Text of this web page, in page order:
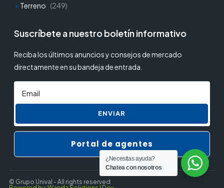
Terreno (249)
Suscríbete a nuestro boletín informativo
Reciba los últimos anuncios y consejos de mercado
directamente en su bandeja de entrada.
ENVIAR
Portal de agentes
© Grupo Unival - All rights reserved
¿Necesitas ayuda?
Chatea con nosotros